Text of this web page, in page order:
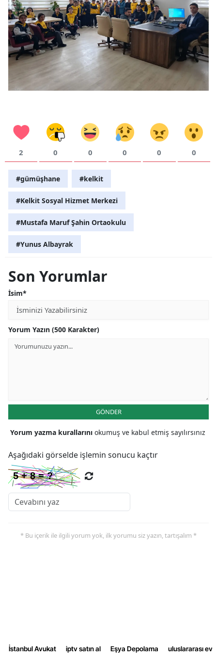
Van
Yozgat
Zonguldak
Kırıkkale
Batman
Şırnak
Iğdır
2 0 0 0 0 0
#gümüşhane #kelkit
#Kelkit Sosyal Hizmet Merkezi
#Mustafa Maruf Şahin Ortaokulu
#Yunus Albayrak
Son Yorumlar
İsim*
Yorum Yazın (500 Karakter)
GÖNDER
Yorum yazma kurallarını okumuş ve kabul etmiş sayılırsınız
Aşağıdaki görselde işlemin sonucu kaçtır
* Bu içerik ile ilgili yorum yok, ilk yorumu siz yazın, tartışalım *
İstanbul Avukat iptv satın al Eşya Depolama uluslararası